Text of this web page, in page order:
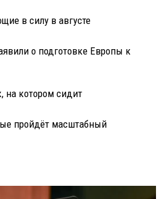
в силу в августе
о подготовке Европы к
на котором сидит
пройдёт масштабный